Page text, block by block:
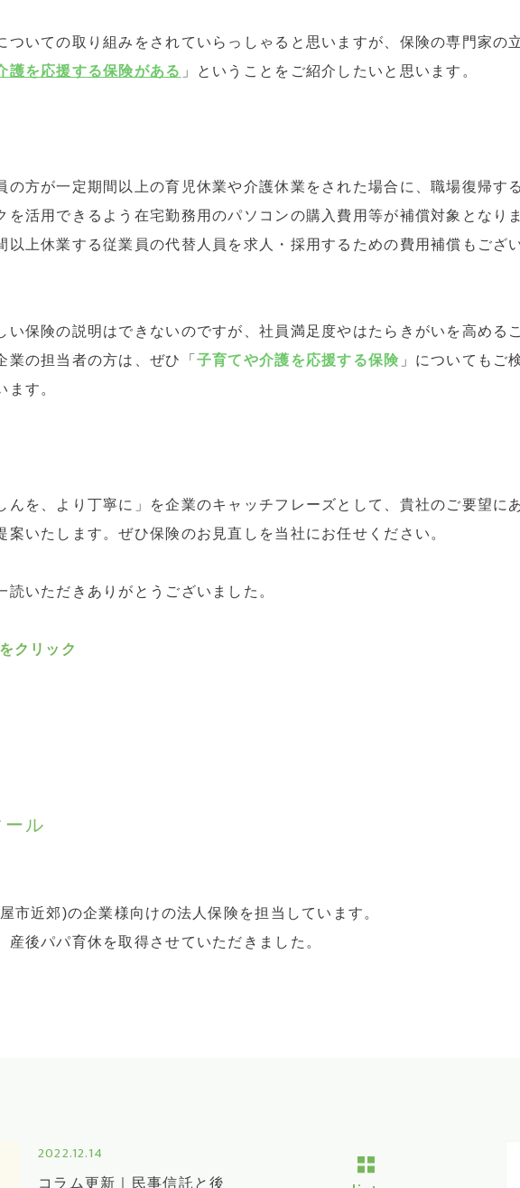
ついての取り組みをされていらっしゃると思いますが、保険の専門家の
護を応援する保険がある 」ということをご紹介したいと思います。
の方が一定期間以上の育児休業や介護休業をされた場合に、職場復帰す
を活用できるよう在宅勤務用のパソコンの購入費用等が補償対象となりま
以上休業する従業員の代替人員を求人・採用するための費用補償もござ
い保険の説明はできないのですが、社員満足度やはたらきがいを高める
業の担当者の方は、ぜひ「 子育てや介護を応援する保険 」についてもご
ます。
んを、より丁寧に」を企業のキャッチフレーズとして、貴社のご要望に
案いたします。ぜひ保険のお見直しを当社にお任せください。
読いただきありがとうございました。
クリック
ール
市近郊)の企業様向けの法人保険を担当しています。
産後パパ育休を取得させていただきました。
2022.12.14
コラム更新｜民事信託と後